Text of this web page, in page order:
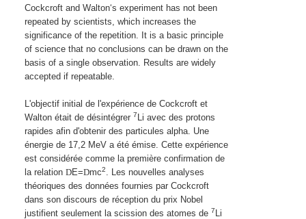
Cockcroft and Walton‘s experiment has not been
repeated by scientists, which increases the
significance of the repetition. It is a basic principle
of science that no conclusions can be drawn on the
basis of a single observation. Results are widely
accepted if repeatable.
L'objectif initial de l'expérience de Cockcroft et
Walton était de désintégrer 7 Li avec des protons
rapides afin d'obtenir des particules alpha. Une
énergie de 17,2 MeV a été émise. Cette expérience
est considérée comme la première confirmation de
la relation DE=Dmc2. Les nouvelles analyses
théoriques des données fournies par Cockcroft
dans son discours de réception du prix Nobel
justifient seulement la scission des atomes de 7 Li